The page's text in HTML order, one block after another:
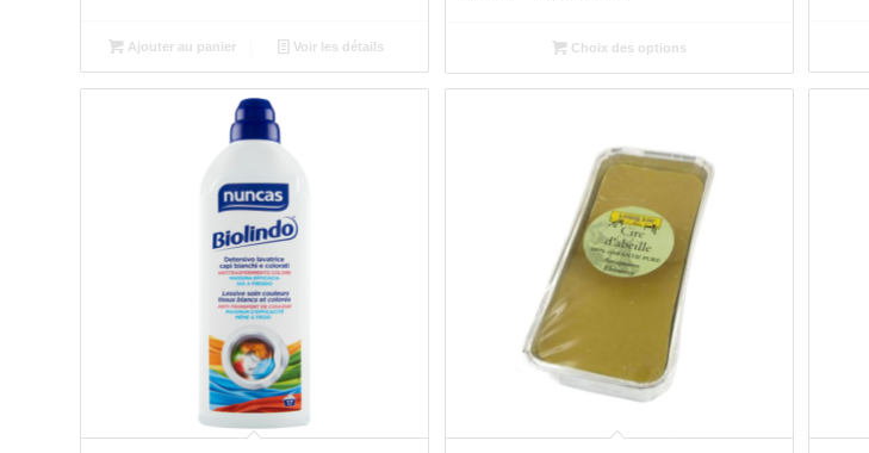
Ajouter au panier Voir les détails
prix :
3,60 €
Choix des options